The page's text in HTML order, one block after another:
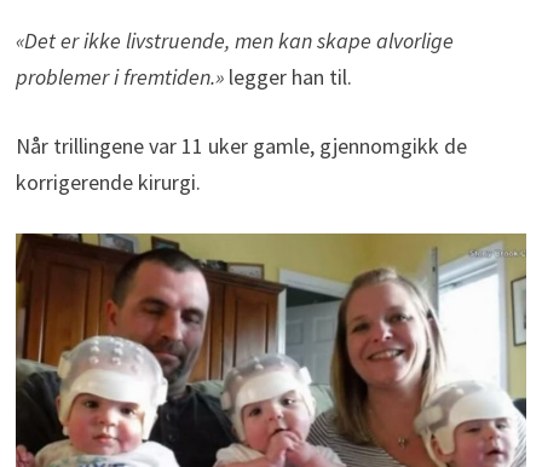
«Det er ikke livstruende, men kan skape alvorlige
problemer i fremtiden.»legger han til.
Når trillingene var 11 uker gamle, gjennomgikk de
korrigerende kirurgi.